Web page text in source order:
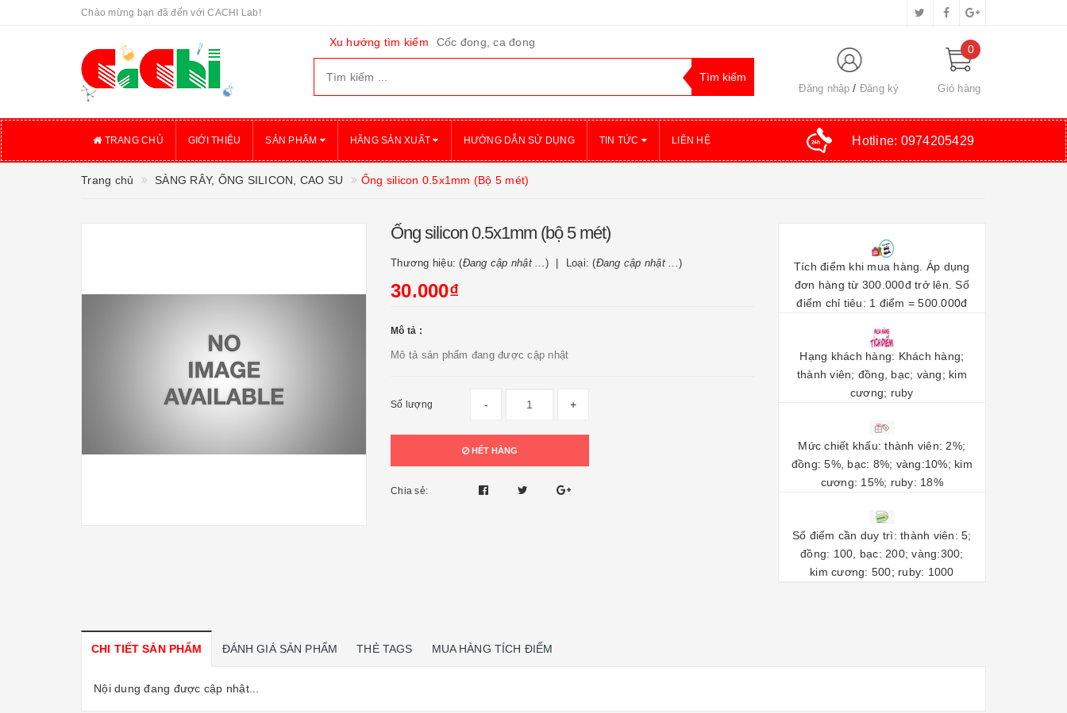
Chào mừng bạn đã đến với CACHI Lab!
Xu hướng tìm kiếm Cốc đong, ca đong
Đăng nhập Đăng ký
0
Giỏ hàng
TRANG CHỦ GIỚI THIỆU SẢN PHẨM HÃNG SẢN XUẤT HƯỚNG DẪN SỬ DỤNG TIN TỨC LIÊN HỆ Hotline: 0974205429
Trang chủ SÀNG RÂY, ỐNG SILICON, CAO SU Ống silicon 0.5x1mm (Bộ 5 mét)
Ống silicon 0.5x1mm (bộ 5 mét)
Thương hiệu: (Đang cập nhật ...) Loại: (Đang cập nhật ...)
30.000₫
Mô tả :
Mô tả sản phẩm đang được cập nhật
Số lượng - +
HẾT HÀNG
Chia sẻ:
Tích điểm khi mua hàng. Áp dụng
đơn hàng từ 300.000đ trở lên. Số
điểm chỉ tiêu: 1 điểm = 500.000đ
Hạng khách hàng: Khách hàng;
thành viên; đồng, bạc; vàng; kim
cương; ruby
Mức chiết khấu: thành viên: 2%;
đồng: 5%, bạc: 8%; vàng:10%; kim
cương: 15%; ruby: 18%
Số điểm cần duy trì: thành viên: 5;
đồng: 100, bạc: 200; vàng:300;
kim cương: 500; ruby: 1000
CHI TIẾT SẢN PHẨM ĐÁNH GIÁ SẢN PHẨM THẺ TAGS MUA HÀNG TÍCH ĐIỂM
Nội dung đang được cập nhật...